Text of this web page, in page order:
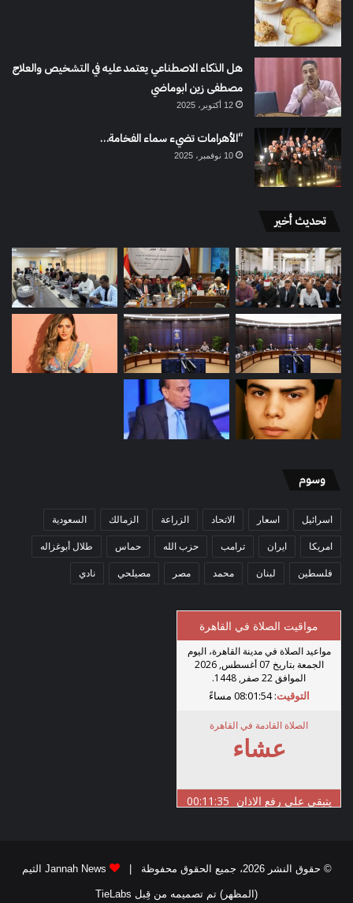
هل الذكاء الاصطناعي يعتمد عليه في التشخيص والعلاج
مصطفى زين ابوماضي
12 أكتوبر، 2025
“الأهرامات تضيء سماء الفخامة…
10 نوفمبر، 2025
تحديث أخير
وسوم
اسرائيل اسعار الاتحاد الزراعة الزمالك السعودية
امريكا ايران ترامب حزب الله حماس طلال أبوغزاله
فلسطين لبنان محمد مصر مصيلحي نادي
© حقوق النشر 2026، جميع الحقوق محفوظة | Jannah News الثيم
(المظهر) تم تصميمه من قِبل TieLabs